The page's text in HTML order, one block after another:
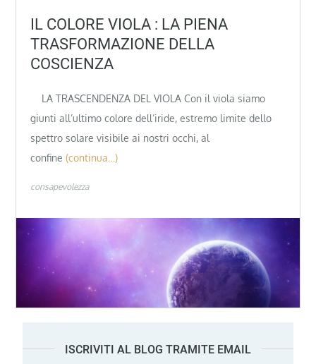
IL COLORE VIOLA : LA PIENA
TRASFORMAZIONE DELLA
COSCIENZA
LA TRASCENDENZA DEL VIOLA Con il viola siamo
giunti all’ultimo colore dell’iride, estremo limite dello
spettro solare visibile ai nostri occhi, al
confine (continua…)
consapevolezza
ISCRIVITI AL BLOG TRAMITE EMAIL